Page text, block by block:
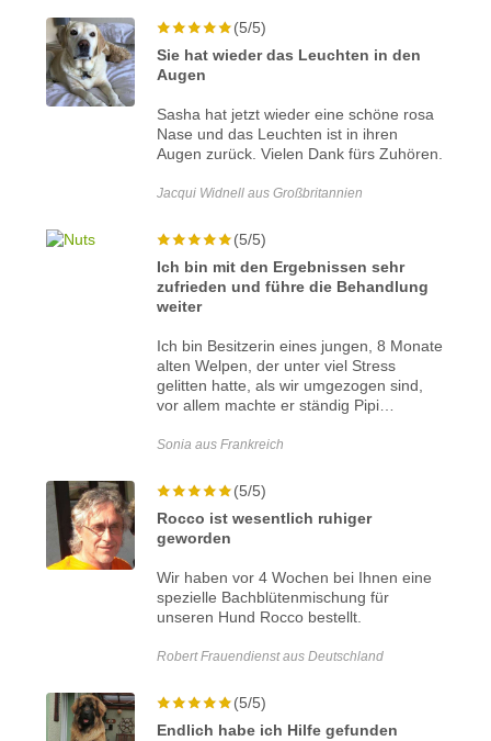
(5/5)
Sie hat wieder das Leuchten in den
Augen
Sasha hat jetzt wieder eine schöne rosa
Nase und das Leuchten ist in ihren
Augen zurück. Vielen Dank fürs Zuhören.
Jacqui Widnell aus Großbritannien
(5/5)
Ich bin mit den Ergebnissen sehr
zufrieden und führe die Behandlung
weiter
Ich bin Besitzerin eines jungen, 8 Monate
alten Welpen, der unter viel Stress
gelitten hatte, als wir umgezogen sind,
vor allem machte er ständig Pipi…
Sonia aus Frankreich
(5/5)
Rocco ist wesentlich ruhiger
geworden
Wir haben vor 4 Wochen bei Ihnen eine
spezielle Bachblütenmischung für
unseren Hund Rocco bestellt.
Robert Frauendienst aus Deutschland
(5/5)
Endlich habe ich Hilfe gefunden